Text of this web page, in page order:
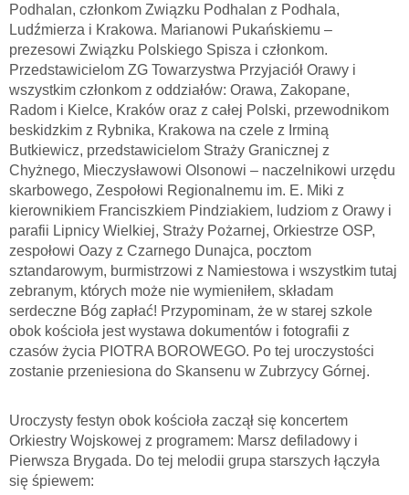
Podhalan, członkom Związku Podhalan z Podhala,
Ludźmierza i Krakowa. Marianowi Pukańskiemu –
prezesowi Związku Polskiego Spisza i członkom.
Przedstawicielom ZG Towarzystwa Przyjaciół Orawy i
wszystkim członkom z oddziałów: Orawa, Zakopane,
Radom i Kielce, Kraków oraz z całej Polski, przewodnikom
beskidzkim z Rybnika, Krakowa na czele z Irminą
Butkiewicz, przedstawicielom Straży Granicznej z
Chyżnego, Mieczysławowi Olsonowi – naczelnikowi urzędu
skarbowego, Zespołowi Regionalnemu im. E. Miki z
kierownikiem Franciszkiem Pindziakiem, ludziom z Orawy i
parafii Lipnicy Wielkiej, Straży Pożarnej, Orkiestrze OSP,
zespołowi Oazy z Czarnego Dunajca, pocztom
sztandarowym, burmistrzowi z Namiestowa i wszystkim tutaj
zebranym, których może nie wymieniłem, składam
serdeczne Bóg zapłać! Przypominam, że w starej szkole
obok kościoła jest wystawa dokumentów i fotografii z
czasów życia PIOTRA BOROWEGO. Po tej uroczystości
zostanie przeniesiona do Skansenu w Zubrzycy Górnej.
Uroczysty festyn obok kościoła zaczął się koncertem
Orkiestry Wojskowej z programem: Marsz defiladowy i
Pierwsza Brygada. Do tej melodii grupa starszych łączyła
się śpiewem: